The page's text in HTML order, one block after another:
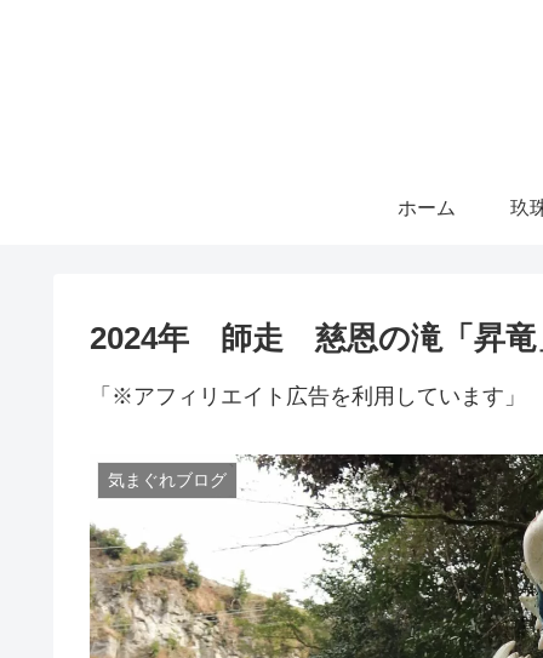
ホーム 玖
2024年 師走 慈恩の滝「昇竜
「※アフィリエイト広告を利用しています」
気まぐれブログ